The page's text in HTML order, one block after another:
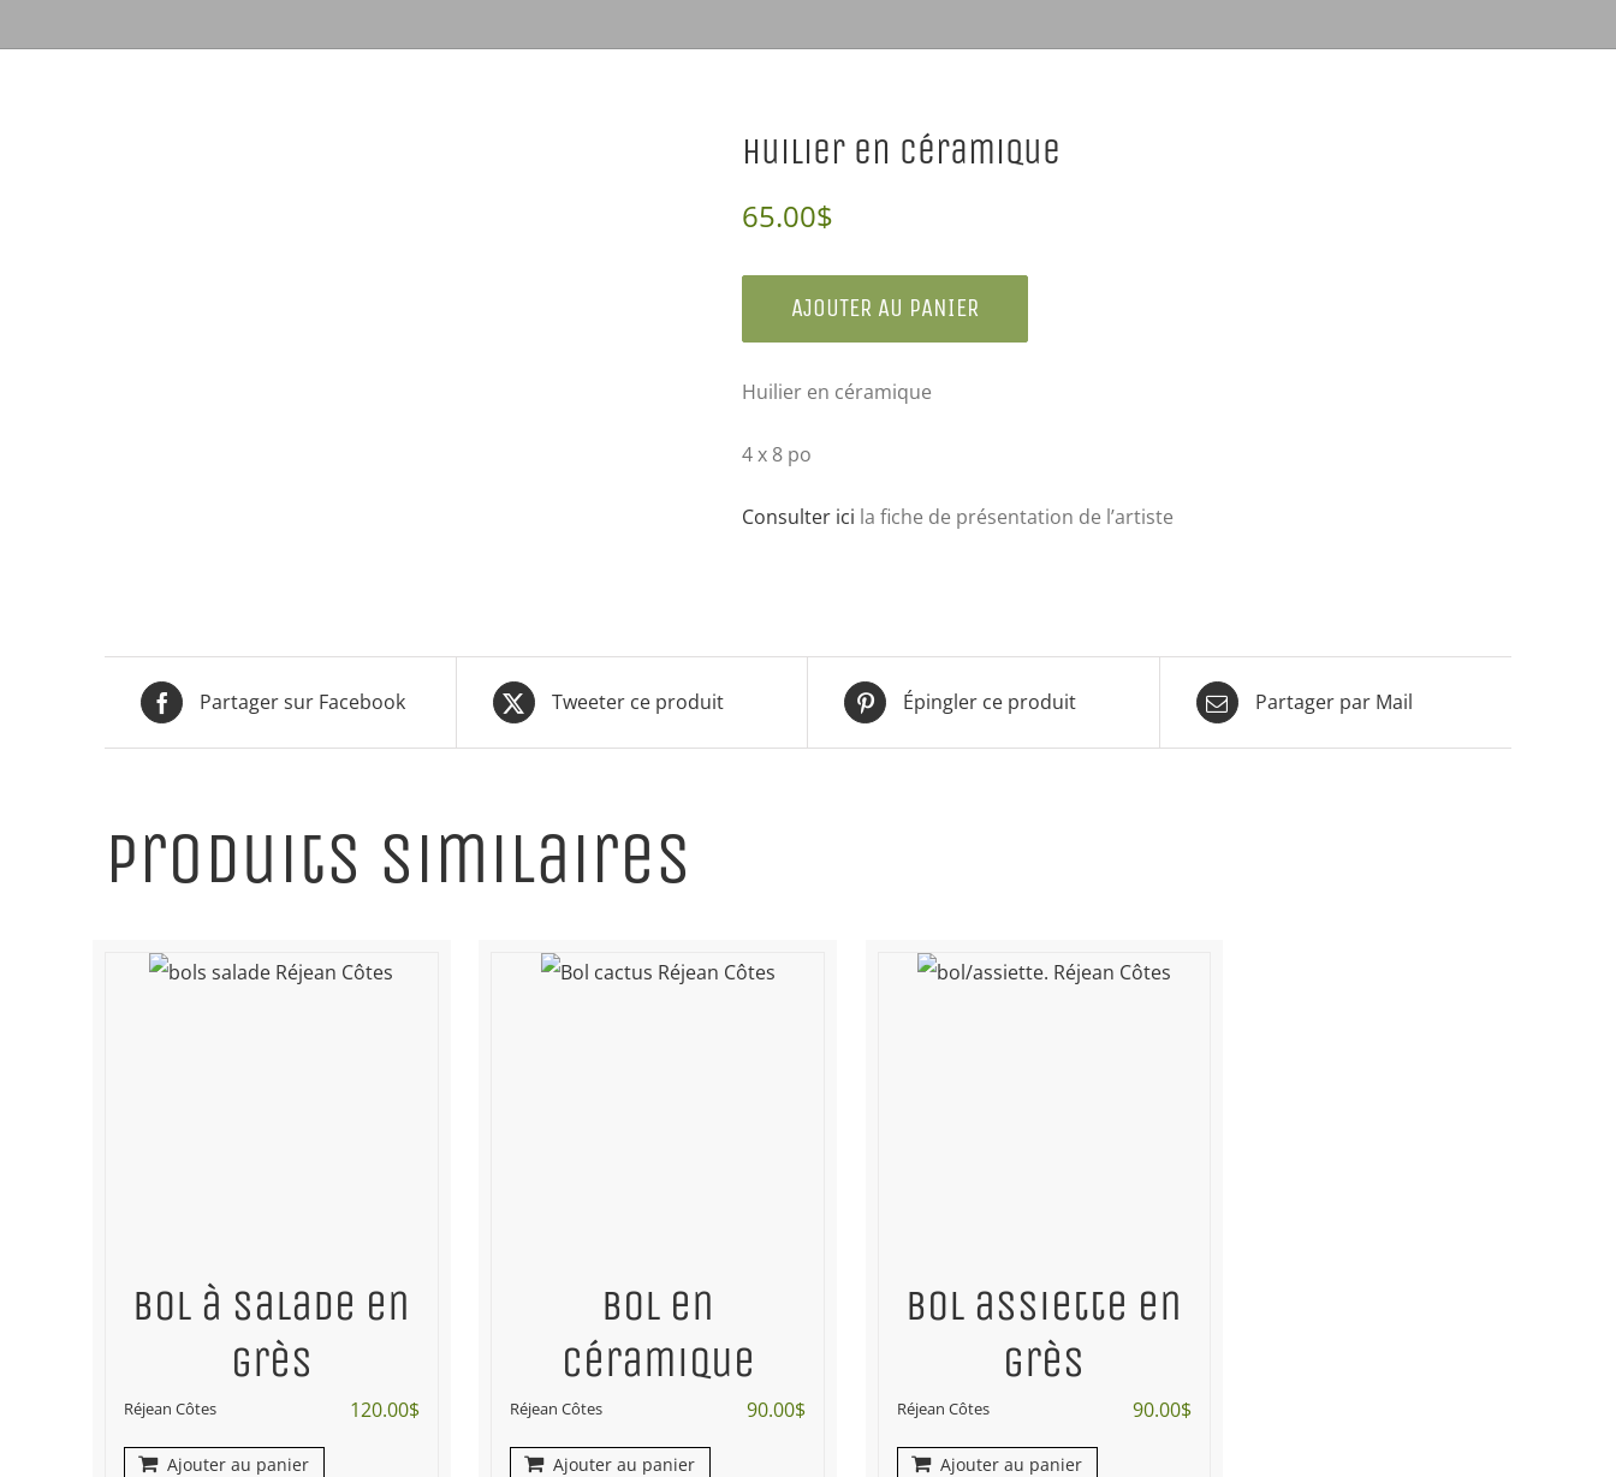
Huilier en céramique
65.00$
AJOUTER AU PANIER
Huilier en céramique
4 x 8 po
Consulter ici la fiche de présentation de l’artiste
Partager sur Facebook Tweeter ce produit Épingler ce produit Partager par Mail
Produits similaires
Bol à salade en
grès
Réjean Côtes 120.00$
Ajouter au panier
Bol en
céramique
Réjean Côtes 90.00$
Ajouter au panier
Bol assiette en
grès
Réjean Côtes 90.00$
Ajouter au panier